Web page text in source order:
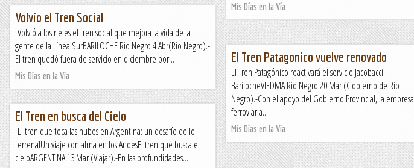
Mis Días en la Vía
Volvio el Tren Social
Volvió a los rieles el tren social que mejora la vida de la
gente de la Línea SurBARILOCHE Rio Negro 4 Abr(Rio Negro).-
El tren quedó fuera de servicio en diciembre por...
Mis Días en la Vía
El Tren Patagonico vuelve renovado
El Tren Patagónico reactivará el servicio Jacobacci-
BarilocheVIEDMA Rio Negro 20 Mar (Gobierno de Rio
Negro).-Con el apoyo del Gobierno Provincial, la empresa
ferroviaria...
Mis Días en la Vía
El Tren en busca del Cielo
El tren que toca las nubes en Argentina: un desafío de lo
terrenalUn viaje con alma en los AndesEl tren que busca el
cieloARGENTINA 13 Mar (Viajar).-En las profundidades...